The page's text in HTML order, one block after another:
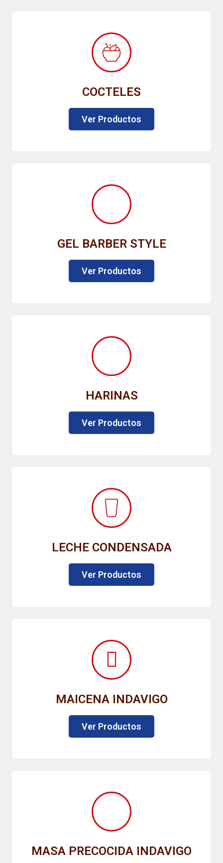
COCTELES
Ver Productos
GEL BARBER STYLE
Ver Productos
HARINAS
Ver Productos
LECHE CONDENSADA
Ver Productos
MAICENA INDAVIGO
Ver Productos
MASA PRECOCIDA INDAVIGO